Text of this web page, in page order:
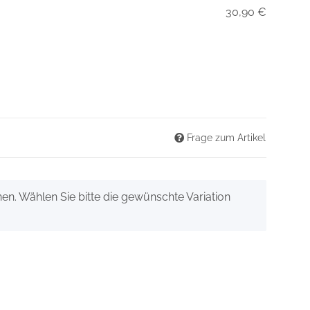
30,90 €
Frage zum Artikel
Wählen Sie bitte die gewünschte Variation